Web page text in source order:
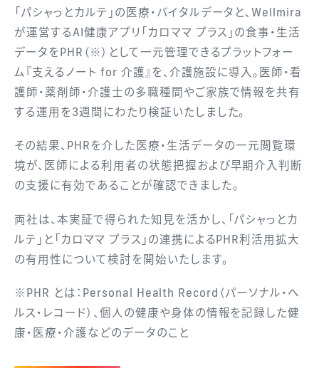
「パシャっとカルテ」の医療・バイタルデータと、Wellmira
が運営するAI健康アプリ「カロママ プラス」の食事・生活
データをPHR（※）として一元管理できるプラットフォー
ム『支えるノート for 介護』を、介護施設に導入。医師・看
護師・薬剤師・介護士の多職種間やご家族で情報を共有
する運用を3週間にわたり検証いたしました。
その結果、PHRを介した医療・生活データの一元閲覧環
境が、医師による利用者の状態把握および早期介入判断
の支援に有効であることが確認できました。
両社は、本実証で得られた知見を活かし、「パシャっとカ
ルテ」と「カロママ プラス」の連携によるPHR利活用拡大
の有用性について検討を開始いたします。
※PHR とは：Personal Health Record（パーソナル・ヘ
ルス・レコード）、個人の健康や身体の情報を記録した健
康・医療・介護などのデータのこと